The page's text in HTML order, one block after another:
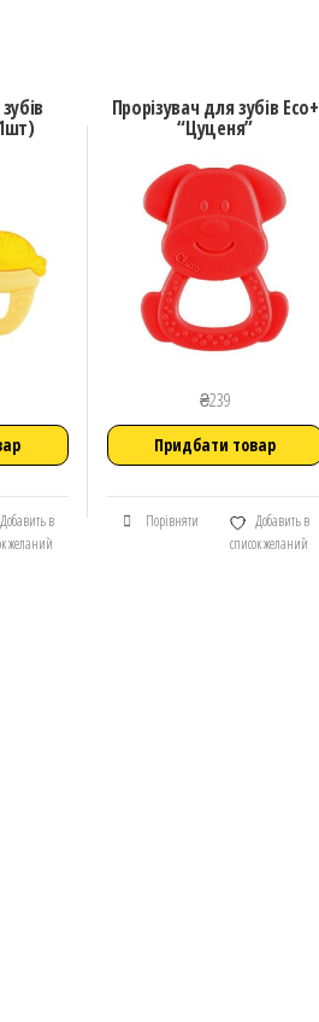
Добавить в
желаний
Прорізувач для зубів Eco+
“Цуценя”
₴239
Придбати товар
Порівняти
Добавить в
список желаний